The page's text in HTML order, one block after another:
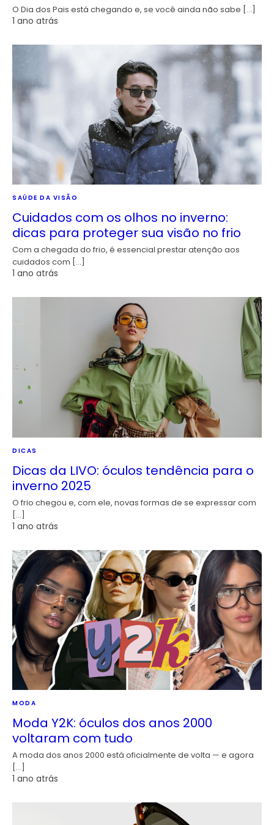
O Dia dos Pais está chegando e, se você ainda não sabe […]
1 ano atrás
SAÚDE DA VISÃO
Cuidados com os olhos no inverno:
dicas para proteger sua visão no frio
Com a chegada do frio, é essencial prestar atenção aos
cuidados com […]
1 ano atrás
DICAS
Dicas da LIVO: óculos tendência para o
inverno 2025
O frio chegou e, com ele, novas formas de se expressar com
[…]
1 ano atrás
MODA
Moda Y2K: óculos dos anos 2000
voltaram com tudo
A moda dos anos 2000 está oficialmente de volta — e agora
[…]
1 ano atrás